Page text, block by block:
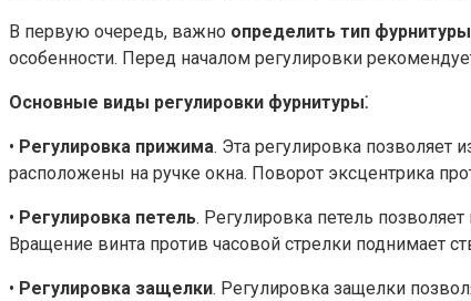
В первую очередь, важно определить тип фурнитуры
особенности. Перед началом регулировки
Основные виды регулировки фурнитуры⁚
• Регулировка прижима. Эта регулировка позволяет
расположены на ручке окна. Поворот эксцентрика
• Регулировка петель. Регулировка петель
Вращение винта против часовой стрелки поднимает
• Регулировка защелки. Регулировка защелки